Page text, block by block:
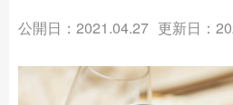
公開日：2021.04.27 更新日：